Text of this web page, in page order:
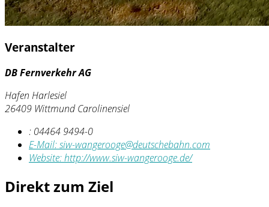
Veranstalter
DB Fernverkehr AG
Hafen Harlesiel
26409 Wittmund Carolinensiel
: 04464 9494-0
E-Mail:siw-wangerooge@deutschebahn.com
Website:http://www.siw-wangerooge.de/
Direkt zum Ziel